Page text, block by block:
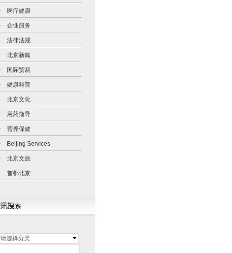
医疗健康
企业服务
法律法规
北京新闻
国际贸易
健康科普
北京文化
用药指导
营养保健
Beijing Services
北京文旅
首都北京
请选择分类